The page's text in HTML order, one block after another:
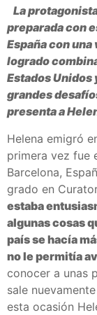
La
preparada con
España con una
logrado
Estados Unidos
grandes
presenta a
Helena emigró
primera vez fue
Barcelona,
grado en
estaba
algunas cosas
país se hacía
no le permitía
conocer a unas
sale
esta ocasión